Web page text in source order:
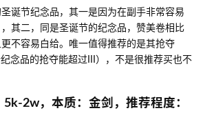
诞节纪念品，其一是因为在副手非常容易
其二，同是圣诞节的纪念品，赞美卷相比
不容易白给。唯一值得推荐的是其抢夺
念品的抢夺能超过III），不是很推荐买也不
2w，本质：金剑，推荐程度：